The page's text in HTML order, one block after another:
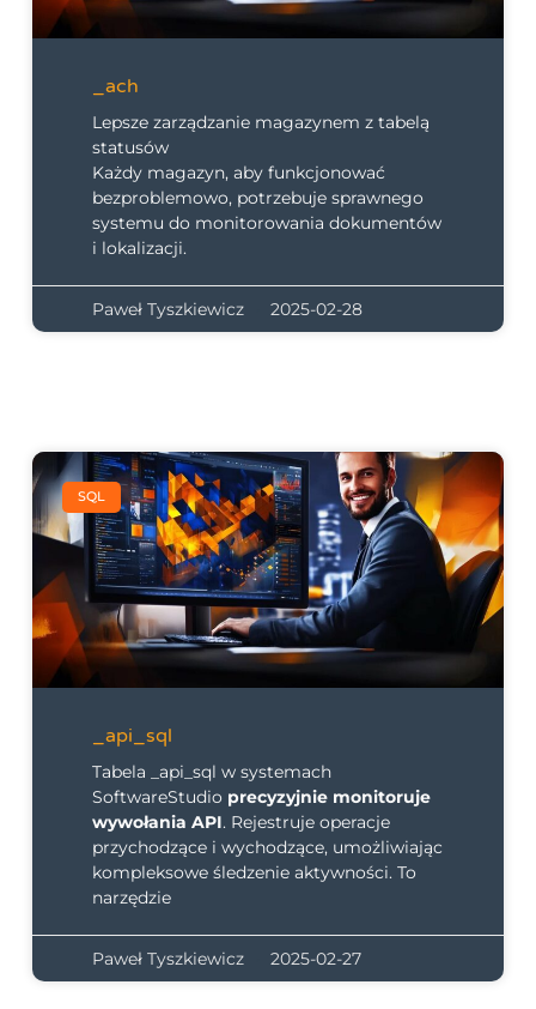
_ach
Lepsze zarządzanie magazynem z tabelą
statusów
Każdy magazyn, aby funkcjonować
bezproblemowo, potrzebuje sprawnego
systemu do monitorowania dokumentów
i lokalizacji.
Paweł Tyszkiewicz 2025-02-28
SQL
_api_sql
Tabela _api_sql w systemach
SoftwareStudio precyzyjnie monitoruje
wywołania API. Rejestruje operacje
przychodzące i wychodzące, umożliwiając
kompleksowe śledzenie aktywności. To
narzędzie
Paweł Tyszkiewicz 2025-02-27